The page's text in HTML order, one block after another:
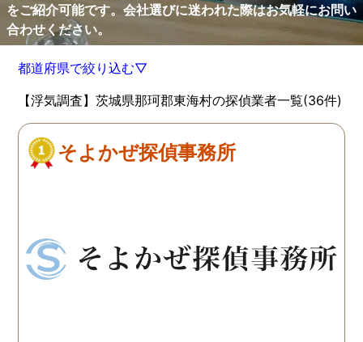
をご紹介可能です。会社選びに迷われた際はお気軽にお問い
合わせください。
都道府県で絞り込む▽
【浮気調査】茨城県那珂郡東海村の探偵業者一覧(36件)
そよかぜ探偵事務所